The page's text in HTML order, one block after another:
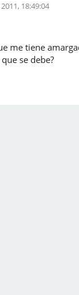
18:49:04
me tiene
se debe?